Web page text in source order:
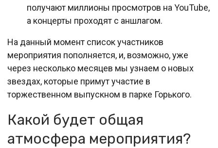
получают миллионы просмотров на YouTube,
а концерты проходят с аншлагом.
На данный момент список участников
мероприятия пополняется, и, возможно, уже
через несколько месяцев мы узнаем о новых
звездах, которые примут участие в
торжественном выпускном в парке Горького.
Какой будет общая
атмосфера мероприятия?